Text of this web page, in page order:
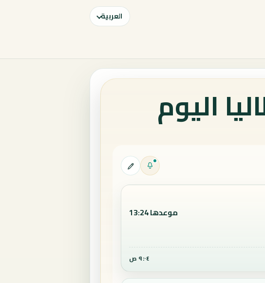
العربية
اليوم
موعدها 13:24
٩:٠٤ ص